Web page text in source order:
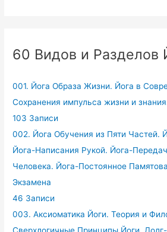
60 Видов и Разделов
001. Йога Образа Жизни. Йога в
Сохранения импульса жизни и
103 Записи
002. Йога Обучения из Пяти Частей.
Йога-Написания Рукой. Йога-
Человека. Йога-Постоянное
Экзамена
46 Записи
003. Аксиоматика Йоги. Теория и